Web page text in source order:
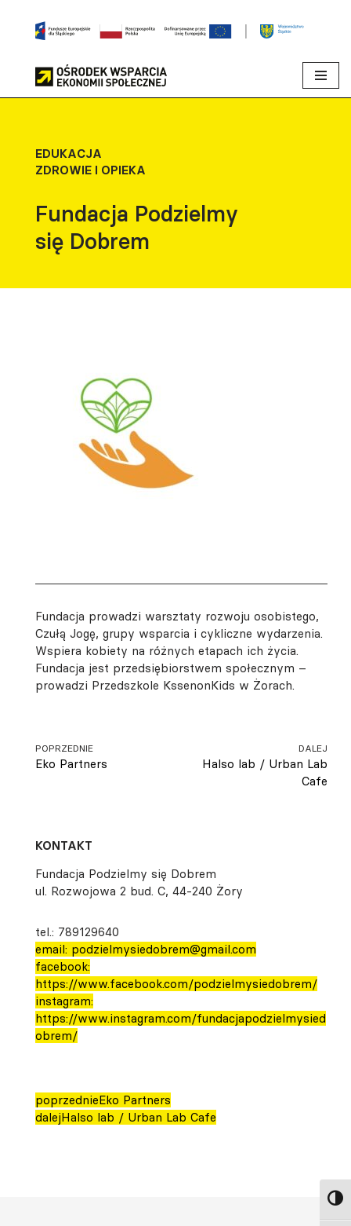
Przejdź
treści
EDUKACJA
ZDROWIE I OPIEKA
Fundacja Podzielmy
się Dobrem
Fundacja prowadzi warsztaty rozwoju osobistego,
Czułą Jogę, grupy wsparcia i cykliczne wydarzenia.
Wspiera kobiety na różnych etapach ich życia.
Fundacja jest przedsiębiorstwem społecznym –
prowadzi Przedszkole KssenonKids w Żorach.
POPRZEDNIE
Eko Partners
DALEJ
Halso lab / Urban Lab
Cafe
KONTAKT
Fundacja Podzielmy się Dobrem
ul. Rozwojowa 2 bud. C, 44-240 Żory
tel.: 789129640
email: podzielmysiedobrem@gmail.com
facebook:
https://www.facebook.com/podzielmysiedobrem/
instagram:
https://www.instagram.com/fundacjapodzielmysied
obrem/
poprzednieEko Partners
dalejHalso lab / Urban Lab Cafe